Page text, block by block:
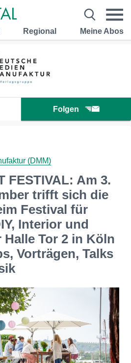
Regional Meine Abos
Folgen
(DMM)
FESTIVAL: Am 3.
trifft sich die
Festival für
Interior und
Halle Tor 2 in Köln
Vorträgen, Talks